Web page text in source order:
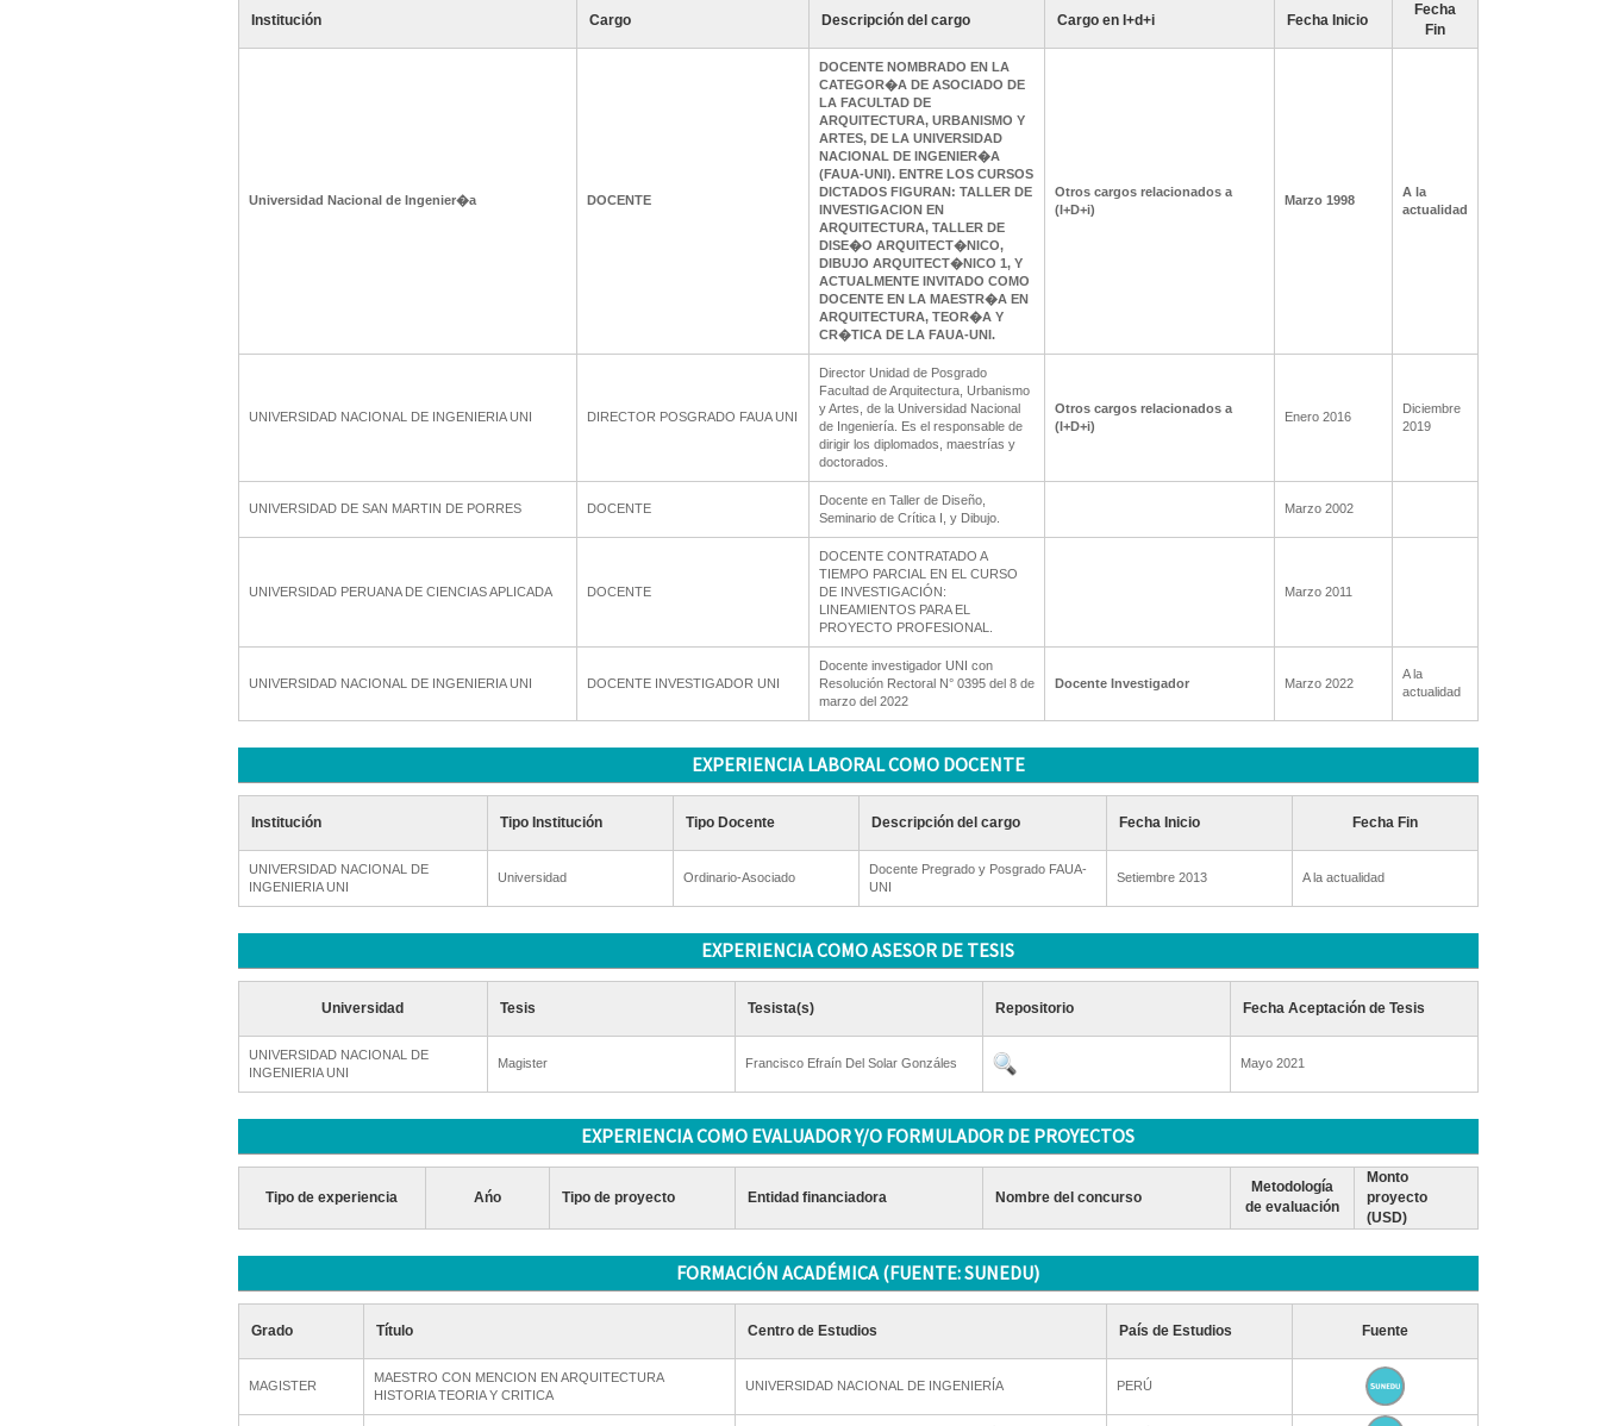
Institución Cargo Descripción del cargo Cargo en I+d+i Fecha Inicio
Fecha
Fin
Universidad Nacional de Ingenier�a DOCENTE
DOCENTE NOMBRADO EN LA
CATEGOR�A DE ASOCIADO DE
LA FACULTAD DE
ARQUITECTURA, URBANISMO Y
ARTES, DE LA UNIVERSIDAD
NACIONAL DE INGENIER�A
(FAUA-UNI). ENTRE LOS CURSOS
DICTADOS FIGURAN: TALLER DE
INVESTIGACION EN
ARQUITECTURA, TALLER DE
DISE�O ARQUITECT�NICO,
DIBUJO ARQUITECT�NICO 1, Y
ACTUALMENTE INVITADO COMO
DOCENTE EN LA MAESTR�A EN
ARQUITECTURA, TEOR�A Y
CR�TICA DE LA FAUA-UNI.
Otros cargos relacionados a
(I+D+i)
Marzo 1998
A la
actualidad
UNIVERSIDAD NACIONAL DE INGENIERIA UNI DIRECTOR POSGRADO FAUA UNI
Director Unidad de Posgrado
Facultad de Arquitectura, Urbanismo
y Artes, de la Universidad Nacional
de Ingeniería. Es el responsable de
dirigir los diplomados, maestrías y
doctorados.
Otros cargos relacionados a
(I+D+i)
Enero 2016
Diciembre
2019
UNIVERSIDAD DE SAN MARTIN DE PORRES DOCENTE
Docente en Taller de Diseño,
Seminario de Crítica I, y Dibujo.
Marzo 2002
UNIVERSIDAD PERUANA DE CIENCIAS APLICADA DOCENTE
DOCENTE CONTRATADO A
TIEMPO PARCIAL EN EL CURSO
DE INVESTIGACIÓN:
LINEAMIENTOS PARA EL
PROYECTO PROFESIONAL.
Marzo 2011
UNIVERSIDAD NACIONAL DE INGENIERIA UNI DOCENTE INVESTIGADOR UNI
Docente investigador UNI con
Resolución Rectoral N° 0395 del 8 de
marzo del 2022
Docente Investigador Marzo 2022
A la
actualidad
EXPERIENCIA LABORAL COMO DOCENTE
Institución Tipo Institución Tipo Docente Descripción del cargo Fecha Inicio Fecha Fin
UNIVERSIDAD NACIONAL DE
INGENIERIA UNI
Universidad Ordinario-Asociado
Docente Pregrado y Posgrado FAUA-
UNI
Setiembre 2013 A la actualidad
EXPERIENCIA COMO ASESOR DE TESIS
Universidad Tesis Tesista(s) Repositorio Fecha Aceptación de Tesis
UNIVERSIDAD NACIONAL DE
INGENIERIA UNI
Magister Francisco Efraín Del Solar Gonzáles Mayo 2021
EXPERIENCIA COMO EVALUADOR Y/O FORMULADOR DE PROYECTOS
Tipo de experiencia Ańo Tipo de proyecto Entidad financiadora Nombre del concurso
Metodología
de evaluación
Monto
proyecto
(USD)
FORMACIÓN ACADÉMICA (FUENTE: SUNEDU)
Grado Título Centro de Estudios País de Estudios Fuente
MAGISTER
MAESTRO CON MENCION EN ARQUITECTURA
HISTORIA TEORIA Y CRITICA
UNIVERSIDAD NACIONAL DE INGENIERÍA PERÚ